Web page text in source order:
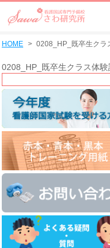
HOME 0208_HP_既卒生クラ
0208_HP_既卒生クラス体